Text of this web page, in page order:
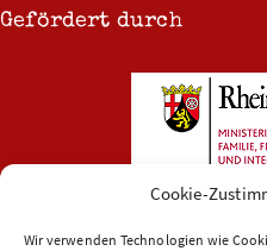
Cookie-
Wir verwenden Technologien wie
Gefördert durch